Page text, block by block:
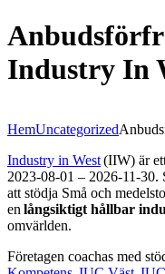
Industry In
HemUncategorized
Industry in West(IIW) är
2023-08-01 – 2026-11-30.
att stödja Små och
en långsiktigt hållbar
omvärlden.
Företagen coachas med